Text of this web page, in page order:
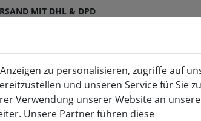
MIT DHL & DPD
Küche & Essen Wohnen
zu personalisieren, zugriffe auf
und unseren Service für Sie zu
Verwendung unserer Website an unsere
Unsere Partner führen diese